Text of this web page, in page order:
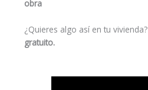
obra
¿Quieres algo así en tu vivienda?
gratuito.